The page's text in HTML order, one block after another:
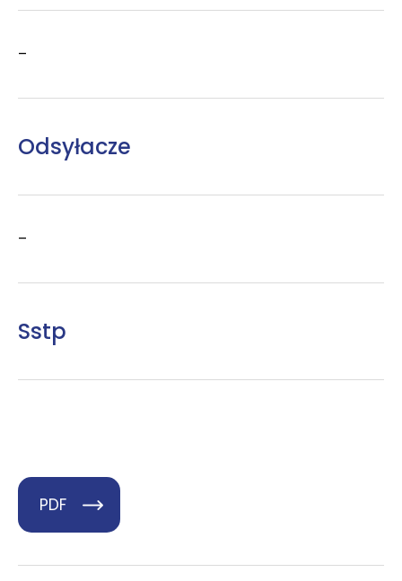
–
Odsyłacze
–
Sstp
PDF